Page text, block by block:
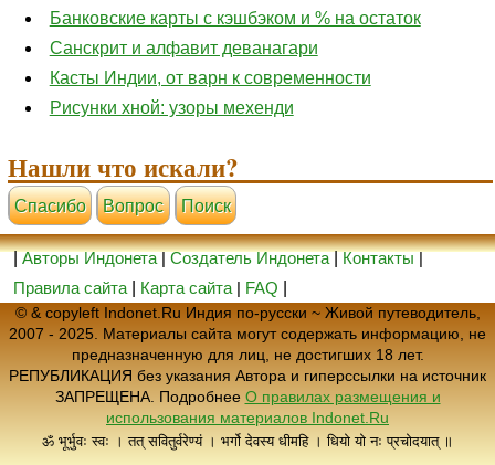
Банковские карты с кэшбэком и % на остаток
Санскрит и алфавит деванагари
Касты Индии, от варн к современности
Рисунки хной: узоры мехенди
Нашли что искали?
Cпасибо Вопрос Поиск
|Авторы Индонета|Создатель Индонета|Контакты|
Правила сайта
Карта сайта | FAQ
© & copyleft Indonet.Ru Индия по-русски ~ Живой путеводитель,
2007 - 2025. Материалы сайта могут содержать информацию, не
предназначенную для лиц, не достигших 18 лет.
РЕПУБЛИКАЦИЯ без указания Автора и гиперссылки на источник
ЗАПРЕЩЕНА. Подробнее О правилах размещения и
использования материалов Indonet.Ru
ॐ भूर्भुवः स्वः । तत् सवितुर्वरेण्यं । भर्गो देवस्य धीमहि । धियो यो नः प्रचोदयात् ॥